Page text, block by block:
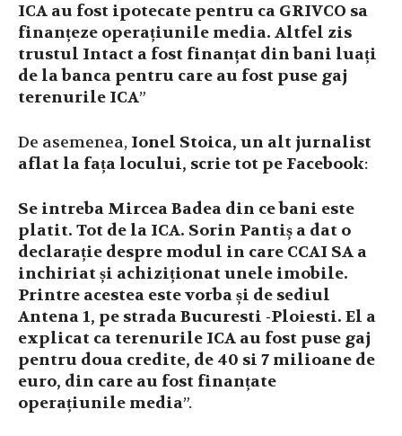
ICA au fost ipotecate pentru ca GRIVCO sa
finanțeze operațiunile media. Altfel zis
trustul Intact a fost finanțat din bani luați
de la banca pentru care au fost puse gaj
terenurile ICA”
De asemenea, Ionel Stoica, un alt jurnalist
aflat la fața locului, scrie tot pe Facebook:
Se intreba Mircea Badea din ce bani este
platit. Tot de la ICA. Sorin Pantiș a dat o
declarație despre modul in care CCAI SA a
inchiriat și achiziționat unele imobile.
Printre acestea este vorba și de sediul
Antena 1, pe strada Bucuresti -Ploiesti. El a
explicat ca terenurile ICA au fost puse gaj
pentru doua credite, de 40 si 7 milioane de
euro, din care au fost finanțate
operațiunile media”.